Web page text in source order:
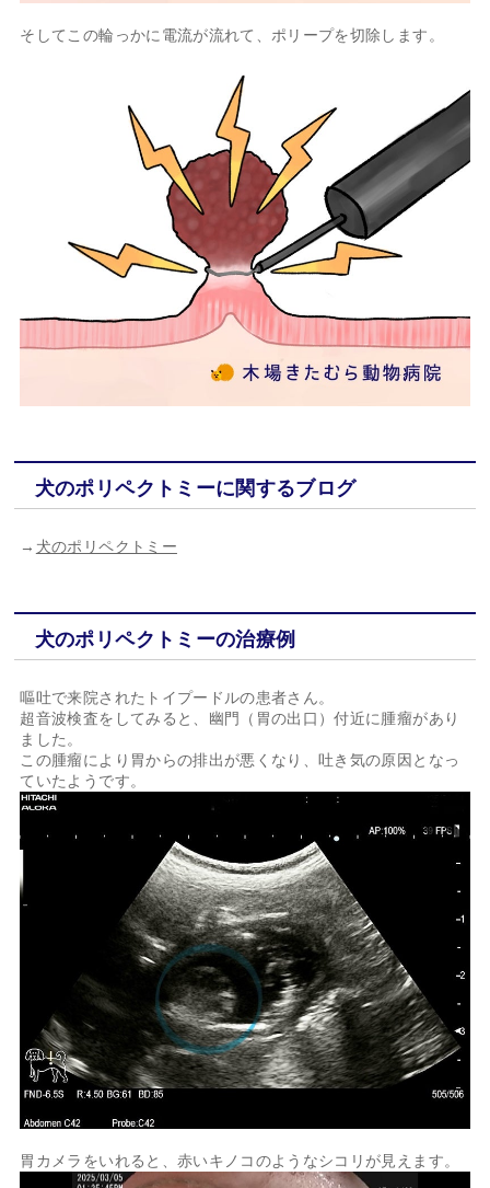
そしてこの輪っかに電流が流れて、ポリープを切除します。
犬のポリペクトミーに関するブログ
→ 犬のポリペクトミー
犬のポリペクトミーの治療例
嘔吐で来院されたトイプードルの患者さん。
超音波検査をしてみると、幽門（胃の出口）付近に腫瘤があり
ました。
この腫瘤により胃からの排出が悪くなり、吐き気の原因となっ
ていたようです。
胃カメラをいれると、赤いキノコのようなシコリが見えます。